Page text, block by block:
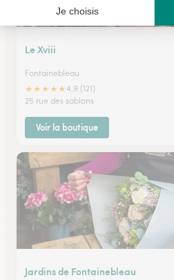
Le Xviii
Fontainebleau
★★★★★4.9 (121)
25 rue des sablons
Voir la boutique
Jardins de Fontainebleau